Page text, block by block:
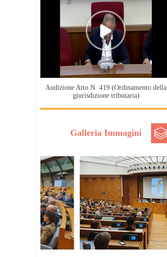
Audizione Atto N. 419 (Ordinamento della
giurisdizione tributaria)
Galleria Immagini